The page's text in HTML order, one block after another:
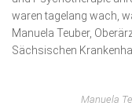
waren tagelang wach,
Manuela Teuber,
Sächsischen
Manuela